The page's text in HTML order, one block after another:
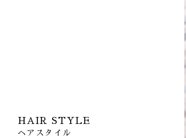
HAIR STYLE
ヘアスタイル